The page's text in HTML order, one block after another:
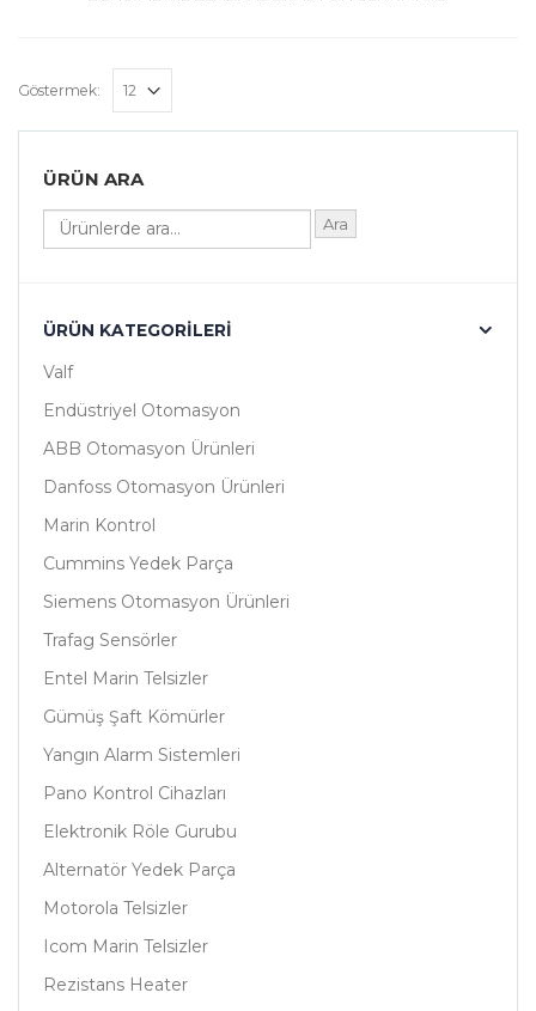
Göstermek:
ÜRÜN ARA
Ara
ÜRÜN KATEGORILERI
Valf
Endüstriyel Otomasyon
ABB Otomasyon Ürünleri
Danfoss Otomasyon Ürünleri
Marin Kontrol
Cummins Yedek Parça
Siemens Otomasyon Ürünleri
Trafag Sensörler
Entel Marin Telsizler
Gümüş Şaft Kömürler
Yangın Alarm Sistemleri
Pano Kontrol Cihazları
Elektronik Röle Gurubu
Alternatör Yedek Parça
Motorola Telsizler
Icom Marin Telsizler
Rezistans Heater